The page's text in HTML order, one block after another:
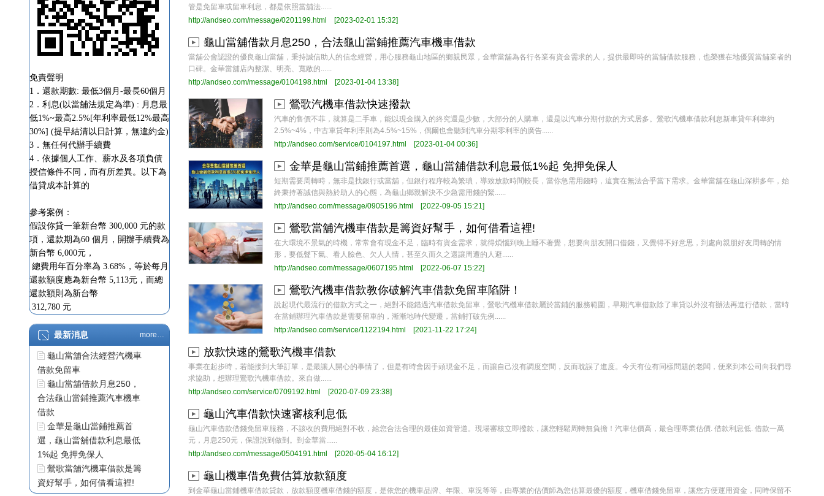
免責聲明
1．還款期數: 最低3個月-最長60個月
2．利息(以當舖法規定為準) : 月息最
低1%~最高2.5%[年利率最低12%最高
30%] (提早結清以日計算，無違約金)
3．無任何代辦手續費
4．依據個人工作、薪水及各項負債
授信條件不同，而有所差異。以下為
借貸成本計算的
參考案例：
假設你貸一筆新台幣 300,000 元的款
項，還款期為60 個月，開辦手續費為
新台幣 6,000元，
總費用年百分率為 3.68%，等於每月
還款額度應為新台幣 5,113元，而總
還款額則為新台幣
312,780 元
最新消息 more…
龜山當舖汽機車借款
龜山當舖合法經營汽機車
借款免留車
龜山當舖借款月息250，
合法龜山當鋪推薦汽車機車
借款
金華是龜山當鋪推薦首
選，龜山當舖借款利息最低
1%起 免押免保人
鶯歌當舖汽機車借款是籌
資好幫手，如何借看這裡!
鶯歌汽機車借款流程簡單
管是免留車或留車利息，都是依照當舖法......
http://andseo.com/message/0201199.html
[2023-02-01 15:32]
龜山當舖借款月息250，合法龜山當鋪推薦汽車機車借款
當舖公會認證的優良龜山當舖，秉持誠信助人的信念經營，用心服務龜山地區的鄉親民眾，金華當舖為各行各業有資金需求的人，提供最即時的當舖借款服務，也榮獲在地優質當舖業者的
口碑。金華當舖店內整潔、明亮、寬敞的......
http://andseo.com/message/0104198.html
[2023-01-04 13:38]
鶯歌汽機車借款快速撥款
汽車的售價不菲，就算是二手車，能以現金購入的終究還是少數，大部分的人購車，還是以汽車分期付款的方式居多。鶯歌汽機車借款利息新車貸年利率約
2.5%~4%，中古車貸年利率則為4.5%~15%，偶爾也會聽到汽車分期零利率的廣告......
http://andseo.com/service/0104197.html
[2023-01-04 00:36]
金華是龜山當鋪推薦首選，龜山當舖借款利息最低1%起 免押免保人
短期需要周轉時，無非是找銀行或當舖，但銀行程序較為繁瑣，導致放款時間較長，當你急需用錢時，這實在無法合乎當下需求。金華當舖在龜山深耕多年，始
終秉持著誠信與熱於助人的心態，為龜山鄉親解決不少急需用錢的緊......
http://andseo.com/message/0905196.html
[2022-09-05 15:21]
鶯歌當舖汽機車借款是籌資好幫手，如何借看這裡!
在大環境不景氣的時機，常常會有現金不足，臨時有資金需求，就得煩惱到晚上睡不著覺，想要向朋友開口借錢，又覺得不好意思，到處向親朋好友周轉的情
形，要低聲下氣、看人臉色、欠人人情，甚至久而久之還讓周遭的人避......
http://andseo.com/message/0607195.html
[2022-06-07 15:22]
鶯歌汽機車借款教你破解汽車借款免留車陷阱！
說起現代最流行的借款方式之一，絕對不能錯過汽車借款免留車，鶯歌汽機車借款屬於當鋪的服務範圍，早期汽車借款除了車貸以外沒有辦法再進行借款，當時
在當鋪辦理汽車借款是需要留車的，漸漸地時代變遷，當鋪打破先例......
http://andseo.com/service/1122194.html
[2021-11-22 17:24]
放款快速的鶯歌汽機車借款
事業在起步時，若能接到大筆訂單，是最讓人開心的事情了，但是有時會因手頭現金不足，而讓自己沒有調度空間，反而耽誤了進度。今天有位有同樣問題的老闆，便來到本公司向我們尋
求協助，想辦理鶯歌汽機車借款。來自做......
http://andseo.com/service/0709192.html
[2020-07-09 23:38]
龜山汽車借款快速審核利息低
龜山汽車借款借錢免留車服務，不該收的費用絕對不收，給您合法合理的最佳如資管道。現場審核立即撥款，讓您輕鬆周轉無負擔！汽車估價高，最合理專業估價. 借款利息低. 借款一萬
元，月息250元，保證說到做到。到金華當......
http://andseo.com/message/0504191.html
[2020-05-04 16:12]
龜山機車借免費估算放款額度
到金華龜山當鋪機車借款貸款，放款額度機車借錢的額度，是依您的機車品牌、年限、車況等等，由專業的估價師為您估算最優的額度，機車借錢免留車，讓您方便運用資金，同時保留不